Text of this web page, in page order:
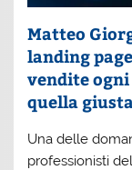
Matteo
landing
vendite ogni
quella
Una delle
professionisti